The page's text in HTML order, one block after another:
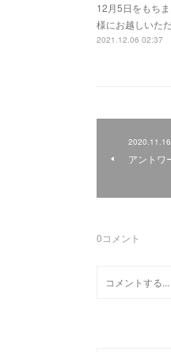
12月5日をもち
様にお越しいた
2021.12.06 02:37
アントワ
0コメント